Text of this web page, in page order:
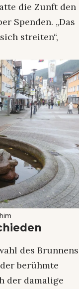
die Zunft den
Spenden. „Das
streiten“,
des Brunnens
berühmte
der damalige